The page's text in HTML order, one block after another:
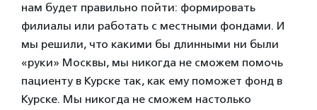
нам будет правильно пойти: формировать
филиалы или работать с местными фондами. И
мы решили, что какими бы длинными ни были
«руки» Москвы, мы никогда не сможем помочь
пациенту в Курске так, как ему поможет фонд в
Курске. Мы никогда не сможем настолько